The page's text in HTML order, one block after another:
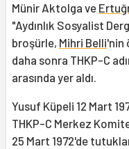
Münir Aktolga ve
"Aydınlık Sosyalist
broşürle, Mihri Belli'nin
daha sonra THKP-C
arasında yer aldı.
Yusuf Küpeli 12 Mart
THKP-C Merkez
25 Mart 1972'de